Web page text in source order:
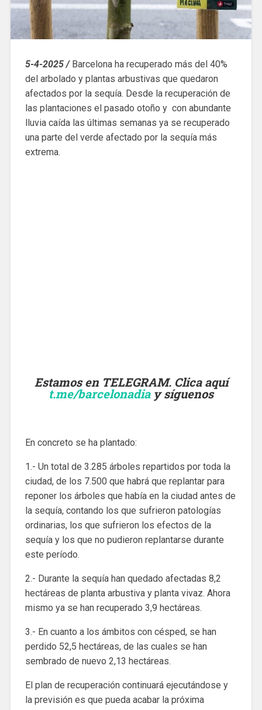
5-4-2025 / Barcelona ha recuperado más del 40%
del arbolado y plantas arbustivas que quedaron
afectados por la sequía. Desde la recuperación de
las plantaciones el pasado otoño y con abundante
lluvia caída las últimas semanas ya se recuperado
una parte del verde afectado por la sequía más
extrema.
Estamos en TELEGRAM. Clica aquí
t.me/barcelonadia y síguenos
En concreto se ha plantado:
1.- Un total de 3.285 árboles repartidos por toda la
ciudad, de los 7.500 que habrá que replantar para
reponer los árboles que había en la ciudad antes de
la sequía, contando los que sufrieron patologías
ordinarias, los que sufrieron los efectos de la
sequía y los que no pudieron replantarse durante
este período.
2.- Durante la sequía han quedado afectadas 8,2
hectáreas de planta arbustiva y planta vivaz. Ahora
mismo ya se han recuperado 3,9 hectáreas.
3.- En cuanto a los ámbitos con césped, se han
perdido 52,5 hectáreas, de las cuales se han
sembrado de nuevo 2,13 hectáreas.
El plan de recuperación continuará ejecutándose y
la previsión es que pueda acabar la próxima